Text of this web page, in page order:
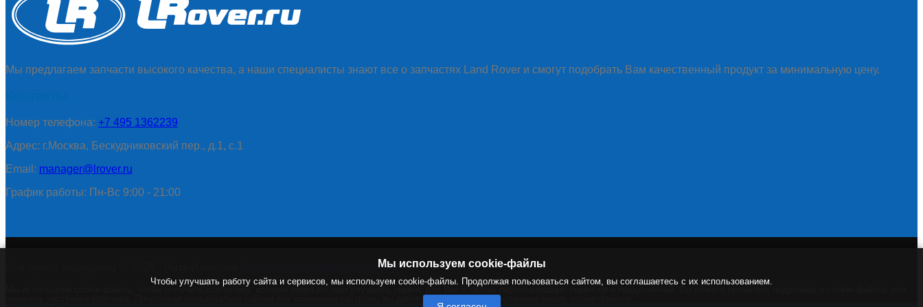
Мы используем cookie-файлы
Чтобы улучшать работу сайта и сервисов, мы используем cookie-файлы. Продолжая пользоваться сайтом, вы соглашаетесь с их использованием.
Мы предлагаем запчасти высокого качества, а наши специалисты знают все о запчастях Land Rover и смогут подобрать Вам качественный продукт за минимальную цену.
Номер телефона: +7 495 1362239
Адрес: г.Москва, Бескудниковский пер., д.1, с.1
Email: manager@lrover.ru
График работы: Пн-Вс 9:00 - 21:00
Политика конфеденциальности
Мы используем cookie-файлы, чтобы получить статистику, которая помогает нам улучшить сервис для Вас с целью персонализации сервисов и предложений. Вы можете прочитать подробнее о cookie-файлах или
изменить настройки браузера. Продолжая пользоваться сайтом без изменения настроек, вы даёте согласие на использование ваших cookie-файлов.